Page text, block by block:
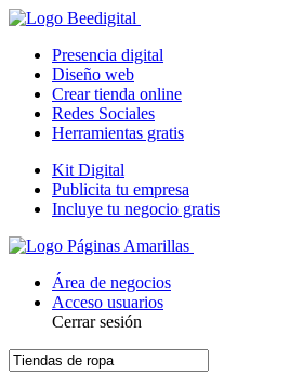
Presencia digital
Diseño web
Crear tienda online
Redes Sociales
Herramientas gratis
Kit Digital
Publicita tu empresa
Incluye tu negocio gratis
Área de negocios
Acceso usuarios
Cerrar sesión